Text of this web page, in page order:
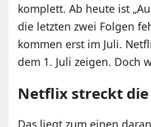
komplett. Ab heute ist
die letzten zwei Folgen
kommen erst im Juli.
dem 1. Juli zeigen. Doch
Netflix streckt die
Das liegt zum einen